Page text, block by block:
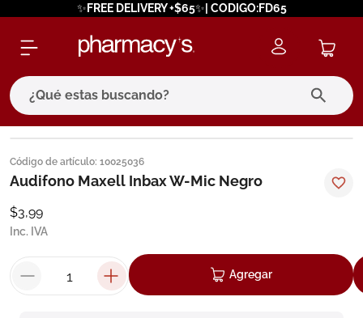
✨FREE DELIVERY +$65✨| CODIGO:FD65
¿Qué estas buscando?
Código de artículo: 10025036
Audifono Maxell Inbax W-Mic Negro
$3,99
Inc. IVA
Agregar
términos más buscados
1. eucerin
2
3.
5. cerave